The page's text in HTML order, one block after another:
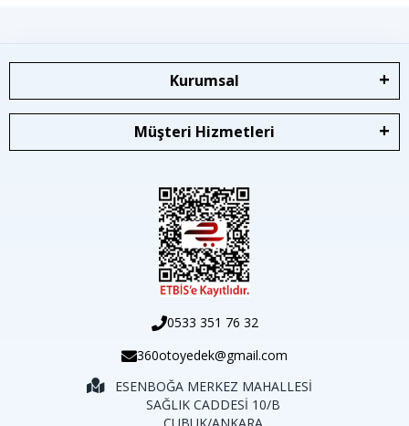
Kurumsal
Müşteri Hizmetleri
0533 351 76 32
360otoyedek@gmail.com
ESENBOĞA MERKEZ MAHALLESİ
SAĞLIK CADDESİ 10/B